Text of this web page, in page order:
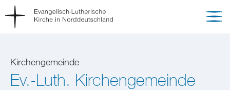
Kirchengemeinde
Ev.-Luth. Kirchengemeinde